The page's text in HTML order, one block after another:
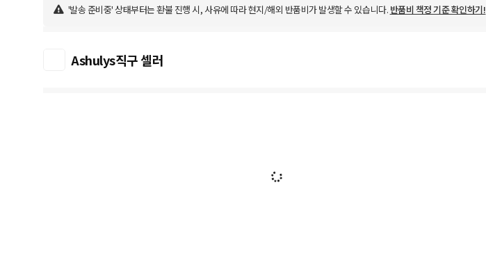
'발송 준비중' 상태부터는 환불 진행 시, 사유에 따라 현지/해외 반품비가 발생할 수 있습니다. 반품비 책정 기준 확인하기!
Ashulys직구 셀러